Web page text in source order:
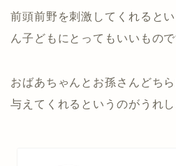
前頭前野を刺激してくれると
ん子どもにとってもいいもので
おばあちゃんとお孫さんどち
与えてくれるというのがうれし